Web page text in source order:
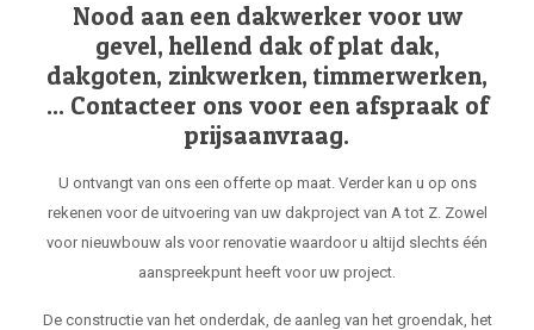
Nood aan een dakwerker voor uw
gevel, hellend dak of plat dak,
dakgoten, zinkwerken, timmerwerken,
... Contacteer ons voor een afspraak of
prijsaanvraag.
U ontvangt van ons een offerte op maat. Verder kan u op ons
rekenen voor de uitvoering van uw dakproject van A tot Z. Zowel
voor nieuwbouw als voor renovatie waardoor u altijd slechts één
aanspreekpunt heeft voor uw project.
De constructie van het onderdak, de aanleg van het groendak, het